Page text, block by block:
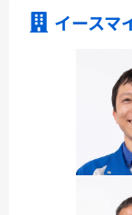
イースマ